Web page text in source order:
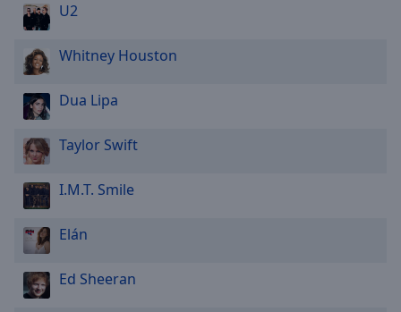
U2
Whitney Houston
Dua Lipa
Taylor Swift
I.M.T. Smile
Elán
Ed Sheeran